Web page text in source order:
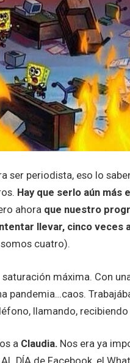
ser periodista, eso lo
Hay que serlo aún más
ahora que nuestro
llevar, cinco veces
somos cuatro).
saturación máxima. Con
pandemia…caos.
llamando,
a Claudia.Nos era ya